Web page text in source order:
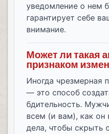
уведомление о нем
гарантирует себе
внимание.
Может ли такая
признаком
Иногда чрезмерная
— это способ
бдительность.
всем (и вам), как он
дела, чтобы скрыть